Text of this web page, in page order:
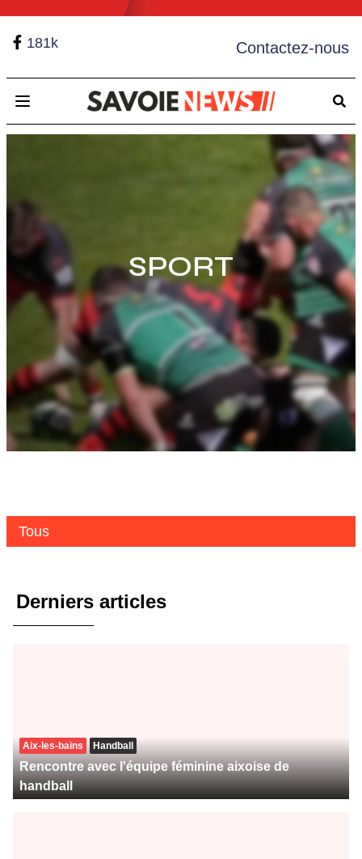
181k Contactez-nous
Open main menu
SPORT
Tous
Derniers articles
Aix-les-bains Handball
Rencontre avec l'équipe féminine aixoise de
handball